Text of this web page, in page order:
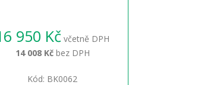
950 Kč včetně DPH
14 008 Kčbez DPH
Kód: BK0062